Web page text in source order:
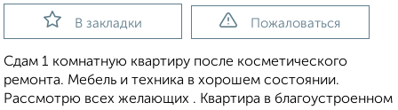
В закладки Пожаловаться
Сдам 1 комнатную квартиру после косметического
ремонта. Мебель и техника в хорошем состоянии.
Рассмотрю всех желающих . Квартира в благоустроенном